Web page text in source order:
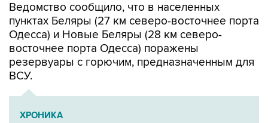
Ведомство сообщило, что в населенных
пунктах Беляры (27 км северо-восточнее порта
Одесса) и Новые Беляры (28 км северо-
восточнее порта Одесса) поражены
резервуары с горючим, предназначенным для
ВСУ.
ХРОНИКА